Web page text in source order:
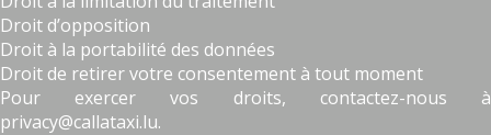
Droit d’opposition
Droit à la portabilité des données
Droit de retirer votre consentement à tout moment
Pour exercer vos droits, contactez-nous à
privacy@callataxi.lu.